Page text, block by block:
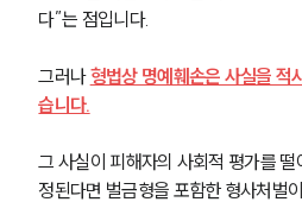
다”는 점입니다.
그러나 형법상 명예훼손은 사실을 적
습니다.
그 사실이 피해자의 사회적 평가를
정된다면 벌금형을 포함한 형사처벌